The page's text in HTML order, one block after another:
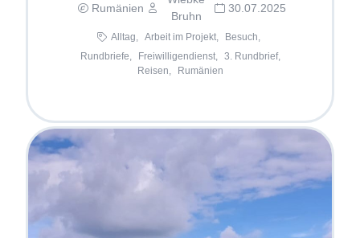
Rumänien
Bruhn
30.07.2025
Alltag, Arbeit im Projekt,
Besuch,
Rundbriefe,
Freiwilligendienst,
3. Rundbrief,
Reisen,
Rumänien